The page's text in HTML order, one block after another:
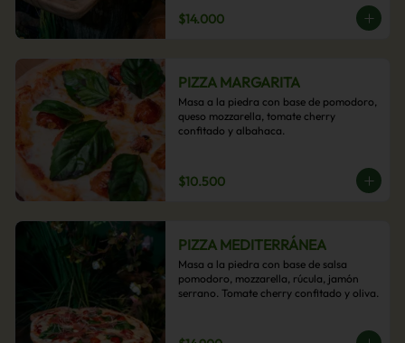
$14.000
PIZZA MARGARITA
Masa a la piedra con base de pomodoro,
queso mozzarella, tomate cherry
confitado y albahaca.
$10.500
PIZZA MEDITERRÁNEA
Masa a la piedra con base de salsa
pomodoro, mozzarella, rúcula, jamón
serrano. Tomate cherry confitado y oliva.